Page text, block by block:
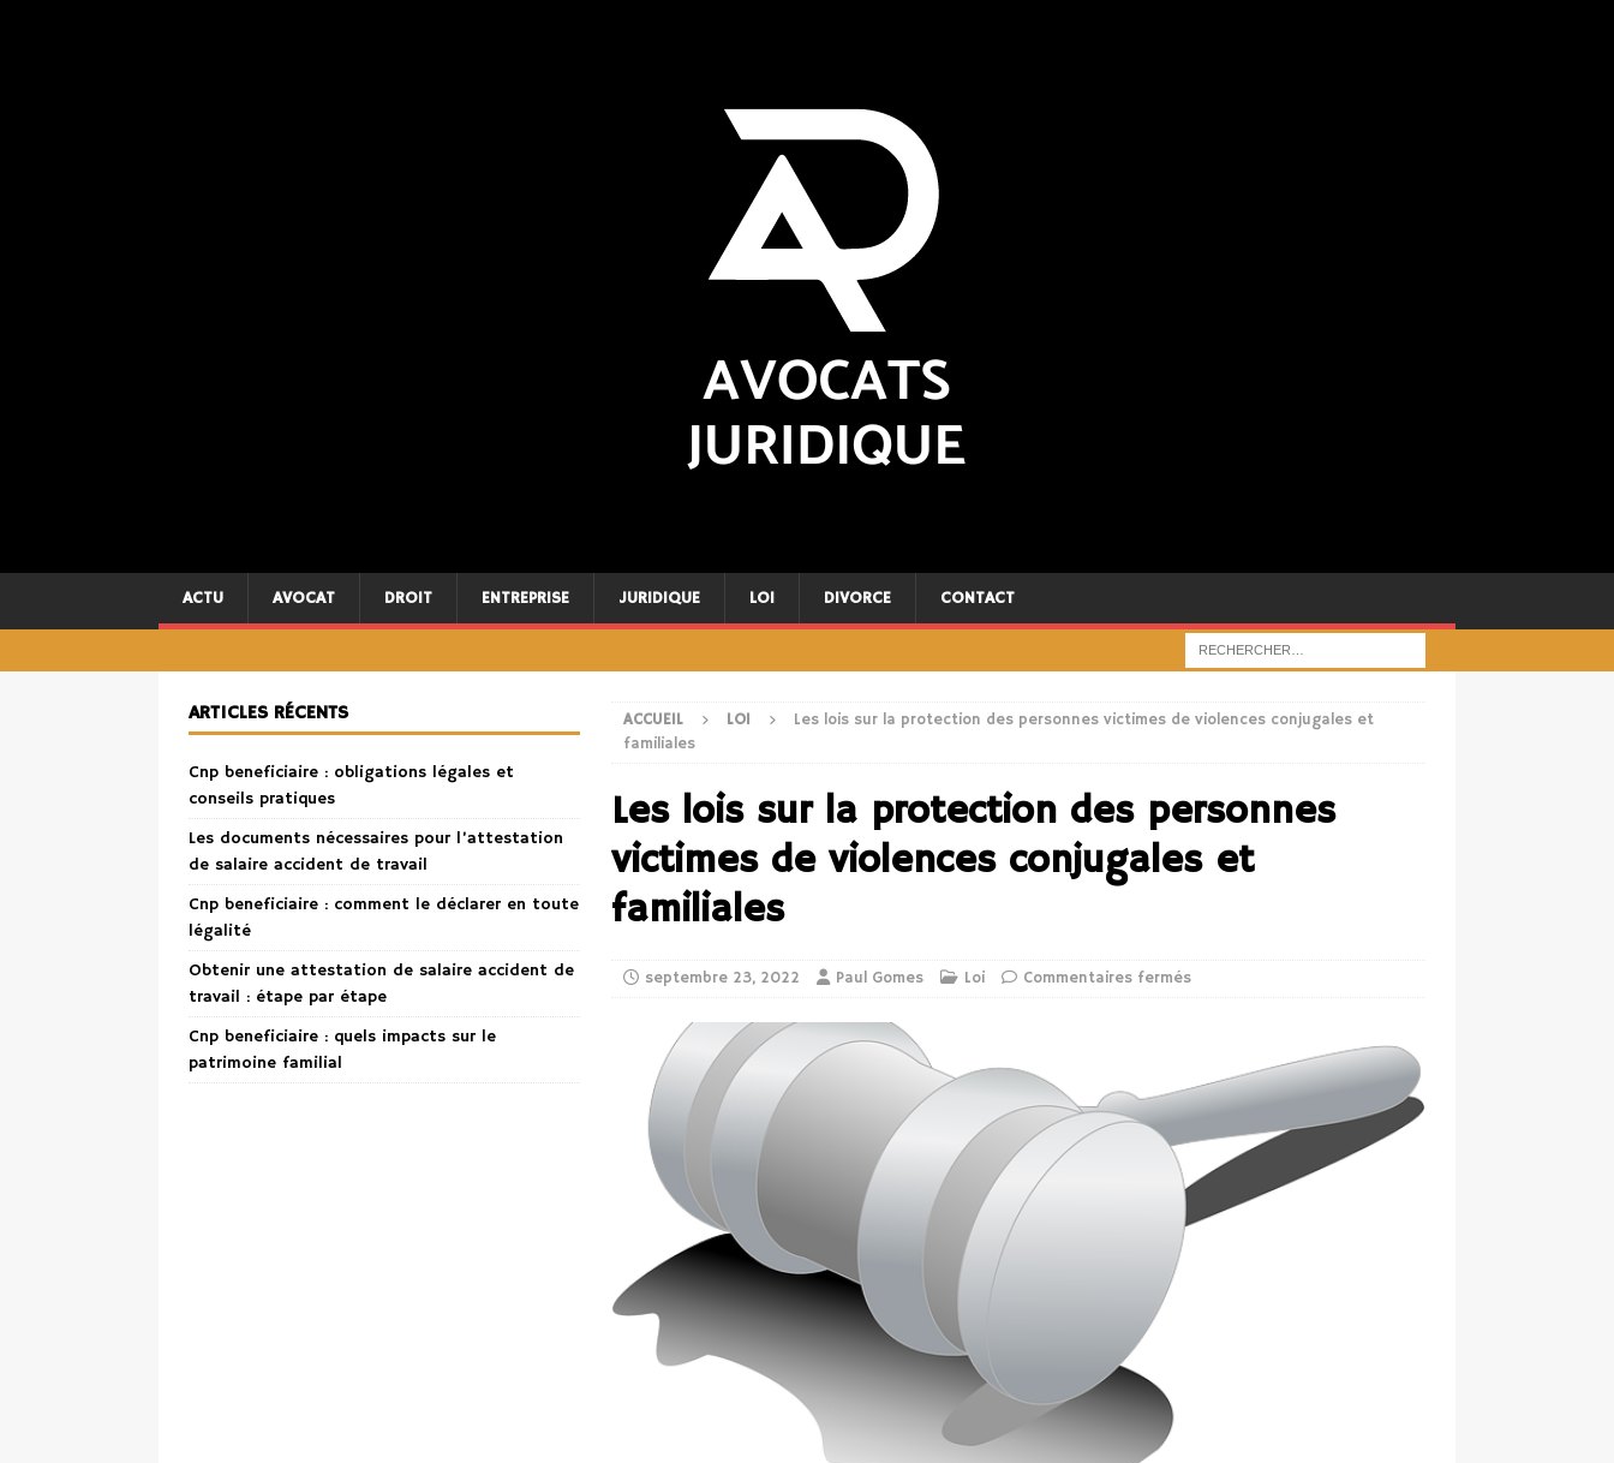
ACTU AVOCAT DROIT ENTREPRISE JURIDIQUE LOI DIVORCE CONTACT
ACCUEIL LOI
Les lois sur la protection des personnes victimes de violences conjugales et
familiales
Les lois sur la protection des personnes
victimes de violences conjugales et
familiales
septembre 23, 2022 Paul Gomes Loi Commentaires fermés
ARTICLES RÉCENTS
Cnp beneficiaire : obligations légales et
conseils pratiques
Les documents nécessaires pour l’attestation
de salaire accident de travail
Cnp beneficiaire : comment le déclarer en toute
légalité
Obtenir une attestation de salaire accident de
travail : étape par étape
Cnp beneficiaire : quels impacts sur le
patrimoine familial